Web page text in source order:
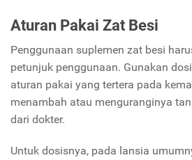
Aturan Pakai Zat Besi
Penggunaan suplemen zat besi
petunjuk penggunaan. Gunakan
aturan pakai yang tertera pada
menambah atau menguranginya
dari dokter.
Untuk dosisnya, pada lansia